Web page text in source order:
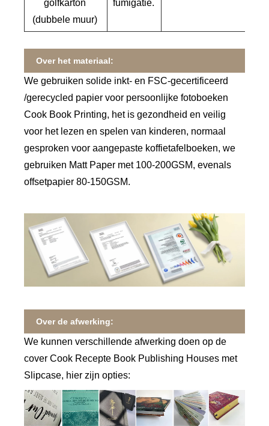
golfkarton
(dubbele muur)
fumigatie.
Over het materiaal:
We gebruiken solide inkt- en FSC-gecertificeerd
/gerecycled papier voor persoonlijke fotoboeken
Cook Book Printing, het is gezondheid en veilig
voor het lezen en spelen van kinderen, normaal
gesproken voor aangepaste koffietafelboeken, we
gebruiken Matt Paper met 100-200GSM, evenals
offsetpapier 80-150GSM.
Over de afwerking:
We kunnen verschillende afwerking doen op de
cover Cook Recepte Book Publishing Houses met
Slipcase, hier zijn opties: